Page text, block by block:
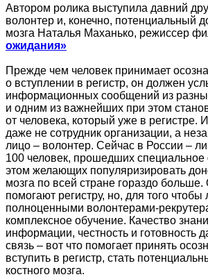
Автором ролика выступила давний
волонтер и, конечно, потенциальный
мозга Наталья Маханько, режиссер
ожидания»
Прежде чем человек принимает
о вступлении в регистр, он должен
информационных сообщений из
и одним из важнейших при этом
от человека, который уже в регистре.
даже не сотрудник организации, а
лицо – волонтер. Сейчас в России –
100 человек, прошедших специальное
этом желающих популяризировать
мозга по всей стране гораздо
помогают регистру, но, для того чтобы
полноценными волонтерами-
комплексное обучение. Качество
информации, честность и готовность
связь – вот что помогает принять
вступить в регистр, стать
костного мозга.